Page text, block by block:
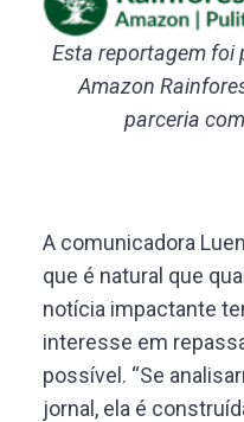
Esta reportagem foi
Amazon
parceria
A comunicadora
que é natural que
notícia impactante
interesse em
possível. “Se
jornal, ela é